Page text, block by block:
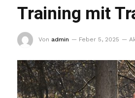
Training mit
Von admin Feber 5, 2025